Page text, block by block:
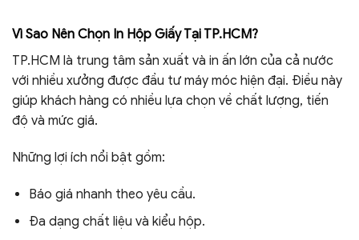
Vì Sao Nên Chọn In Hộp Giấy Tại TP.HCM?
TP.HCM là trung tâm sản xuất và in ấn lớn của cả nước
với nhiều xưởng được đầu tư máy móc hiện đại. Điều này
giúp khách hàng có nhiều lựa chọn về chất lượng, tiến
độ và mức giá.
Những lợi ích nổi bật gồm:
Báo giá nhanh theo yêu cầu.
Đa dạng chất liệu và kiểu hộp.